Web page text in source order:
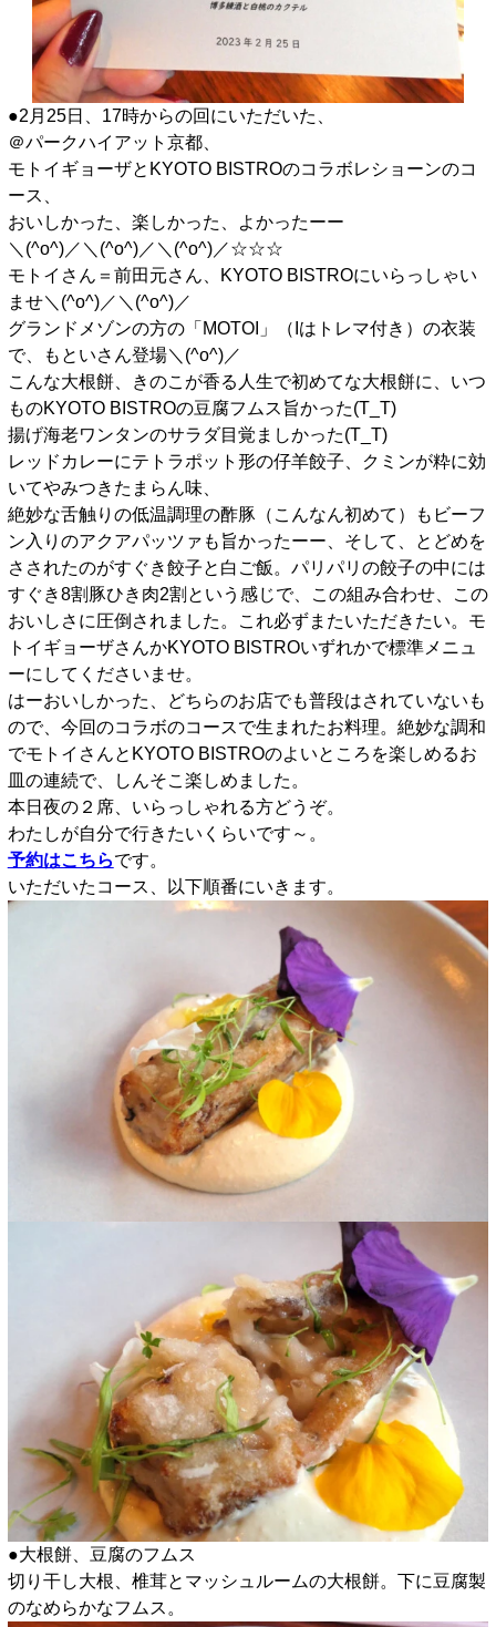
●2月25日、17時からの回にいただいた、
＠パークハイアット京都、
モトイギョーザとKYOTO BISTROのコラボレショーンのコ
ース、
おいしかった、楽しかった、よかったーー
＼(^o^)／＼(^o^)／＼(^o^)／☆☆☆
モトイさん＝前田元さん、KYOTO BISTROにいらっしゃい
ませ＼(^o^)／＼(^o^)／
グランドメゾンの方の「MOTOI」（Iはトレマ付き）の衣装
で、もといさん登場＼(^o^)／
こんな大根餅、きのこが香る人生で初めてな大根餅に、いつ
ものKYOTO BISTROの豆腐フムス旨かった(T_T)
揚げ海老ワンタンのサラダ目覚ましかった(T_T)
レッドカレーにテトラポット形の仔羊餃子、クミンが粋に効
いてやみつきたまらん味、
絶妙な舌触りの低温調理の酢豚（こんなん初めて）もビーフ
ン入りのアクアパッツァも旨かったーー、そして、とどめを
さされたのがすぐき餃子と白ご飯。パリパリの餃子の中には
すぐき8割豚ひき肉2割という感じで、この組み合わせ、この
おいしさに圧倒されました。これ必ずまたいただきたい。モ
トイギョーザさんかKYOTO BISTROいずれかで標準メニュ
ーにしてくださいませ。
はーおいしかった、どちらのお店でも普段はされていないも
ので、今回のコラボのコースで生まれたお料理。絶妙な調和
でモトイさんとKYOTO BISTROのよいところを楽しめるお
皿の連続で、しんそこ楽しめました。
本日夜の２席、いらっしゃれる方どうぞ。
わたしが自分で行きたいくらいです～。
予約はこちらです。
いただいたコース、以下順番にいきます。
●大根餅、豆腐のフムス
切り干し大根、椎茸とマッシュルームの大根餅。下に豆腐製
のなめらかなフムス。